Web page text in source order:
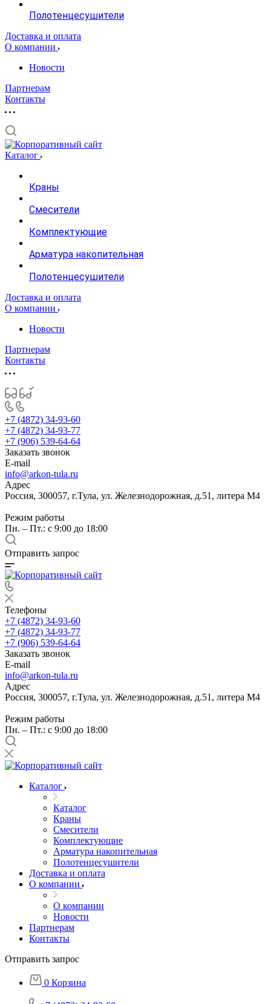
Полотенцесушители
Доставка и оплата
О компании
Новости
Партнерам
Контакты
Каталог
Краны
Смесители
Комплектующие
Арматура накопительная
Полотенцесушители
Доставка и оплата
О компании
Новости
Партнерам
Контакты
+7 (4872) 34-93-60
+7 (4872) 34-93-77
+7 (906) 539-64-64
Заказать звонок
E-mail
info@arkon-tula.ru
Адрес
Россия, 300057, г.Тула, ул. Железнодорожная, д.51, литера М4
Режим работы
Пн. – Пт.: с 9:00 до 18:00
Отправить запрос
Телефоны
+7 (4872) 34-93-60
+7 (4872) 34-93-77
+7 (906) 539-64-64
Заказать звонок
E-mail
info@arkon-tula.ru
Адрес
Россия, 300057, г.Тула, ул. Железнодорожная, д.51, литера М4
Режим работы
Пн. – Пт.: с 9:00 до 18:00
Каталог
Каталог
Краны
Смесители
Комплектующие
Арматура накопительная
Полотенцесушители
Доставка и оплата
О компании
О компании
Новости
Партнерам
Контакты
Отправить запрос
0 Корзина